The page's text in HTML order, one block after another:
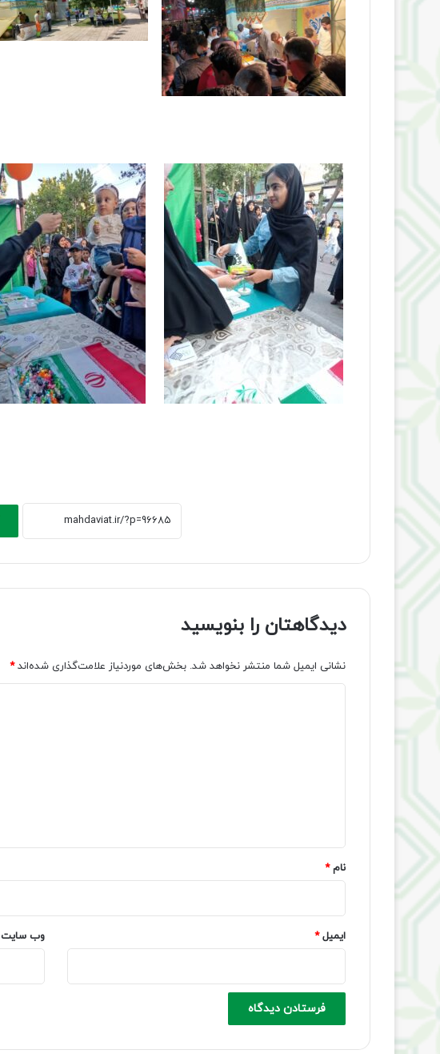
دیدگاهتان را بنویسید
نشانی ایمیل شما منتشر نخواهد شد. بخش‌های موردنیاز علامت‌گذاری شده‌اند*
نام*
ایمیل* وب‌ سایت